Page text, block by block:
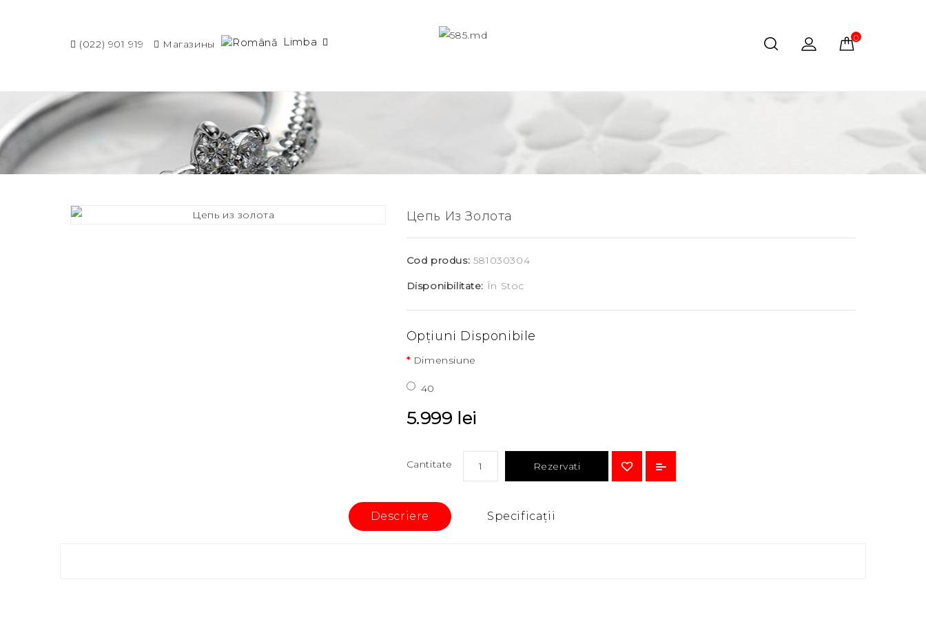
(022) 901 919 Магазины Limba 0 produs(e) - 0
Цепь Из Золота
Cod produs: 581030304
Disponibilitate: În Stoc
Opţiuni Disponibile
Dimensiune
40
5.999 lei
Cantitate Rezervati
Descriere Specificaţii